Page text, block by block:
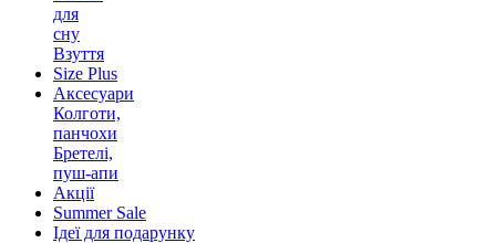
для
сну
Взуття
Size Plus
Аксесуари
Колготи,
панчохи
Бретелі,
пуш-апи
Акції
Summer Sale
Ідеї для подарунку